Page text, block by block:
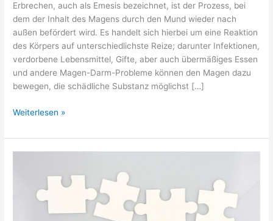
Erbrechen, auch als Emesis bezeichnet, ist der Prozess, bei
dem der Inhalt des Magens durch den Mund wieder nach
außen befördert wird. Es handelt sich hierbei um eine Reaktion
des Körpers auf unterschiedlichste Reize; darunter Infektionen,
verdorbene Lebensmittel, Gifte, aber auch übermäßiges Essen
und andere Magen-Darm-Probleme können den Magen dazu
bewegen, die schädliche Substanz möglichst […]
Weiterlesen »
Behandlungsflow